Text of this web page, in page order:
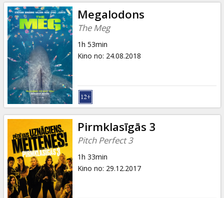
B2B
Kino
Klubs
Megalodons
The Meg
1h 53min
Kino no: 24.08.2018
Pirmklasīgās 3
Pitch Perfect 3
1h 33min
Kino no: 29.12.2017